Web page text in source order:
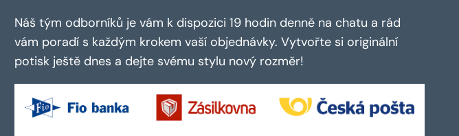
Náš tým odborníků je vám k dispozici 19 hodin denně na chatu a rád
vám poradí s každým krokem vaší objednávky. Vytvořte si originální
potisk ještě dnes a dejte svému stylu nový rozměr!